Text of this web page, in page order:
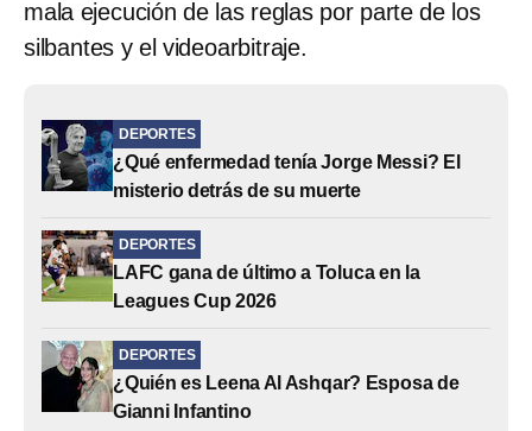
mala ejecución de las reglas por parte de los
silbantes y el videoarbitraje.
DEPORTES
¿Qué enfermedad tenía Jorge Messi? El
misterio detrás de su muerte
DEPORTES
LAFC gana de último a Toluca en la
Leagues Cup 2026
DEPORTES
¿Quién es Leena Al Ashqar? Esposa de
Gianni Infantino